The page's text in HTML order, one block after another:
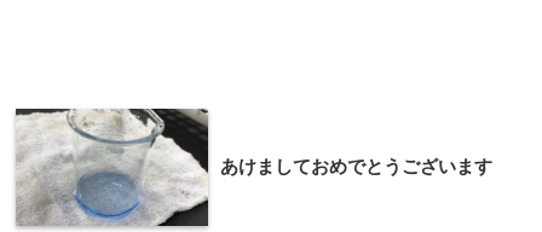
あけましておめでとうございます